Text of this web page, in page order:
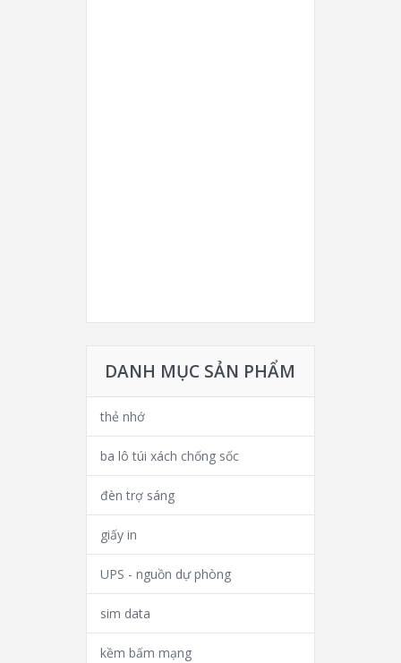
DANH MỤC SẢN PHẨM
thẻ nhớ
ba lô túi xách chống sốc
đèn trợ sáng
giấy in
UPS - nguồn dự phòng
sim data
kềm bấm mạng